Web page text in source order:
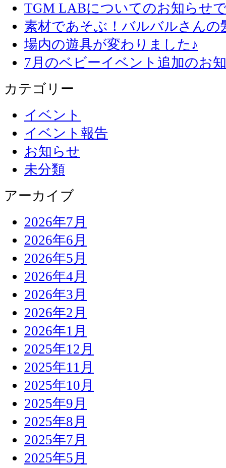
TGM LABについてのお知らせ
素材であそぶ！バルバルさん
場内の遊具が変わりました♪
7月のベビーイベント追加のお
カテゴリー
イベント
イベント報告
お知らせ
未分類
アーカイブ
2026年7月
2026年6月
2026年5月
2026年4月
2026年3月
2026年2月
2026年1月
2025年12月
2025年11月
2025年10月
2025年9月
2025年8月
2025年7月
2025年5月